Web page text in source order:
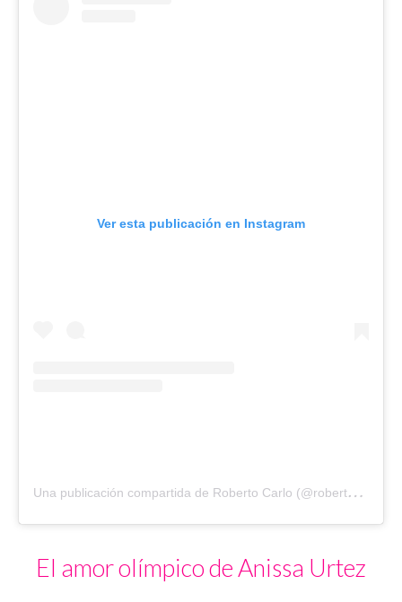
Ver esta publicación en Instagram
U
na publicación compartida de Roberto Carlo (@robertocarlomx)
El amor olímpico de Anissa Urtez